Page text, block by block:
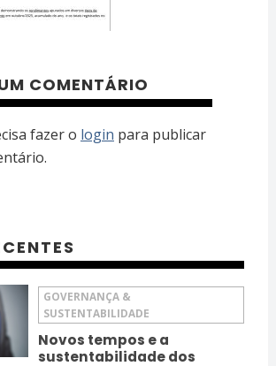
COMENTÁRIO
fazer o login para publicar
GOVERNANÇA &
SUSTENTABILIDADE
Novos tempos e a
sustentabilidade dos